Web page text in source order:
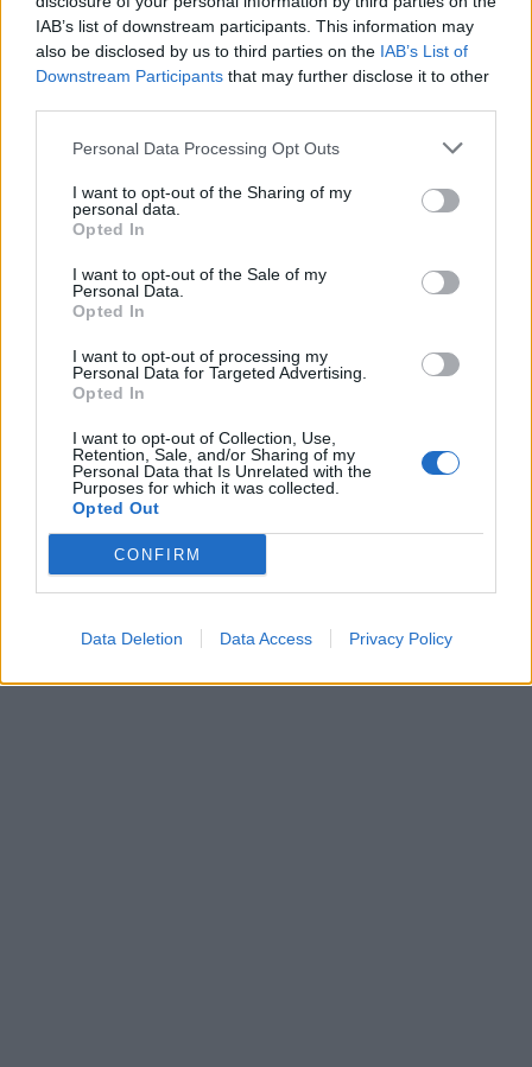
IAB’s list of downstream participants. This information may
also be disclosed by us to third parties on the IAB’s List of
Downstream Participants that may further disclose it to other
Personal Data Processing Opt Outs
I want to opt-out of the Sharing of my
personal data.
Opted In
I want to opt-out of the Sale of my
Personal Data.
Opted In
I want to opt-out of processing my
Personal Data for Targeted Advertising.
Opted In
I want to opt-out of Collection, Use,
Retention, Sale, and/or Sharing of my
Personal Data that Is Unrelated with the
Purposes for which it was collected.
Opted Out
CONFIRM
Data Deletion Data Access Privacy Policy
3.Δήμος Μονεμβασίαςθα υπάρχουν 2 κάλπες
α) στους Μολάους όπισθεν Κ.Ε.Π. στην Κεντρική
Πλατεία
β) στη Νεάπολη στο ισόγειο του πρώην
Δημαρχείου
Δήμος Γυθείου
συνεδριάσεων του Δημοτικού Συμβουλίου.
Στην Ελαφόνησο στην αίθουσα του Δημαρχείου
Για κάθε πληροφορία και διευκρίνιση στα
γραφεία του ΠΑΣΟΚ Ευαγγελιστρίας 30 στη
Σπάρτη και στο τηλέφωνο 2731024598.